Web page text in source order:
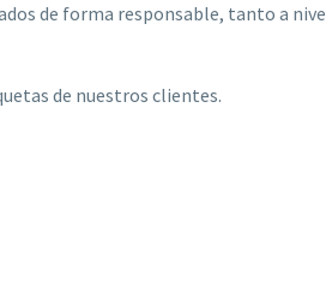
de forma responsable, tanto a
de nuestros clientes.